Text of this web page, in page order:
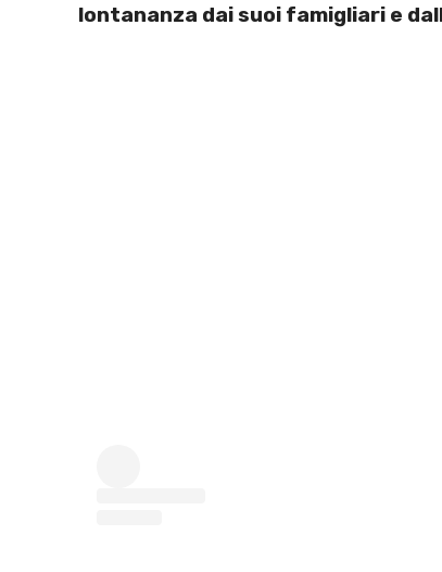
lontananza dai suoi famigliari e